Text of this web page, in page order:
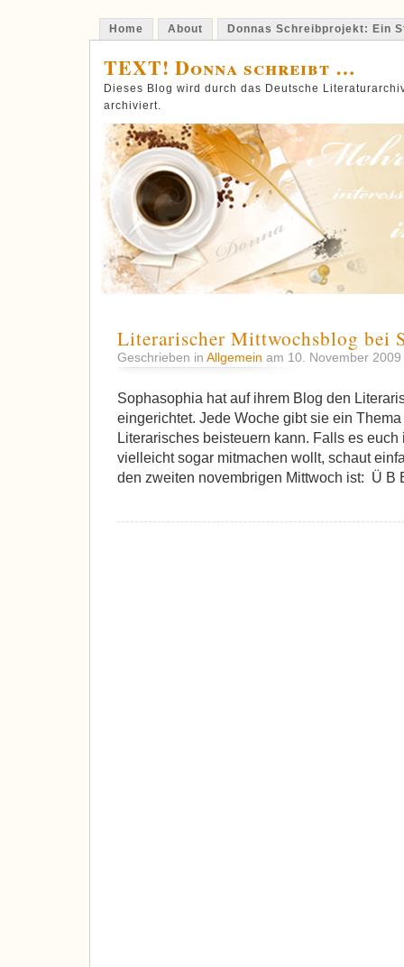
Home About Donnas Schreibprojekt: Ein
TEXT! Donna schreibt …
Dieses Blog wird durch das Deutsche
archiviert.
Literarischer Mittwochsblog bei
Geschrieben in Allgemein am 10. November 2009
Sophasophia hat auf ihrem Blog den
eingerichtet. Jede Woche gibt sie ein
Literarisches beisteuern kann. Falls es euch
vielleicht sogar mitmachen wollt, schaut
den zweiten novembrigen Mittwoch ist: Ü B